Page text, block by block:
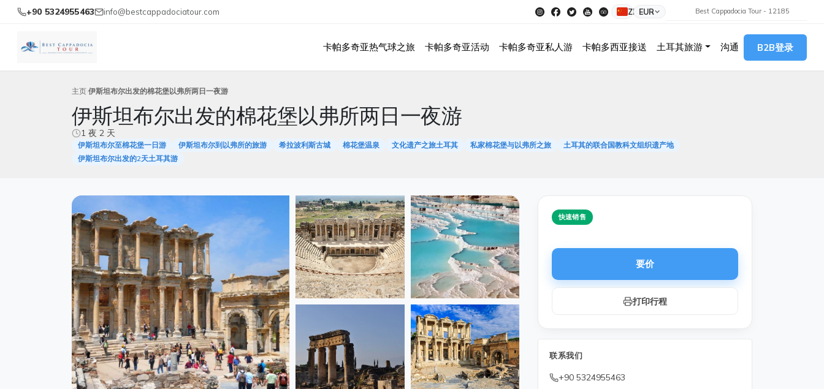
+90 5324955463 info@bestcappadociatour.com ZH EUR Best Cappadocia Tour - 12185
卡帕多奇亚热气球之旅 卡帕多奇亚活动 卡帕多奇亚私人游 卡帕多西亚接送 土耳其旅游 沟通 B2B登录
主页 伊斯坦布尔出发的棉花堡以弗所两日一夜游
伊斯坦布尔出发的棉花堡以弗所两日一夜游
1 夜 2 天
伊斯坦布尔至棉花堡一日游 伊斯坦布尔到以弗所的旅游 希拉波利斯古城 棉花堡温泉 文化遗产之旅土耳其 私家棉花堡与以弗所之旅
土耳其的联合国教科文组织遗产地
伊斯坦布尔出发的2天土耳其游
快速销售
要价
打印行程
联系我们
+90 5324955463